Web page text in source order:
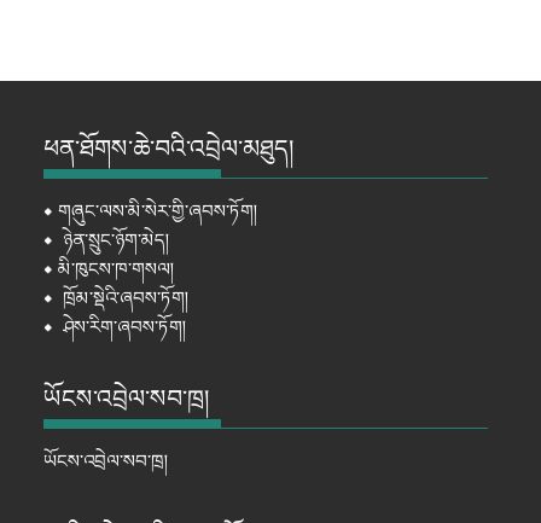
ཕན་ཐོགས་ཆེ་བའི་འབྲེལ་མཐུད།
⦁གཞུང་ལས་མི་སེར་གྱི་ཞབས་ཏོག།
⦁ ཉེན་སྲུང་ཉོག་མེད།
⦁ མི་ཁུངས་ཁ་གསལ།
⦁ ཁྲོམ་སྡེའི་ཞབས་ཏོག།
⦁ཤེས་རིག་ཞབས་ཏོག།
ཡོངས་འབྲེལ་སབ་ཁྲ།
ཡོངས་འབྲེལ་སབ་ཁྲ།